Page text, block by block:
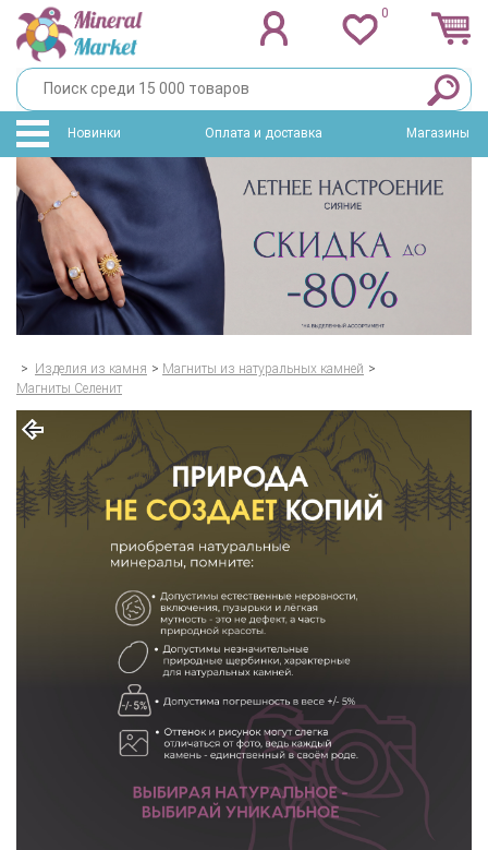
0
Новинки Оплата и доставка Магазины
> Изделия из камня > Магниты из натуральных камней >
Магниты Селенит